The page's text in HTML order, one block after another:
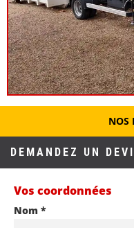
NOS
DEMANDEZ UN
Vos coordonnées
Nom *